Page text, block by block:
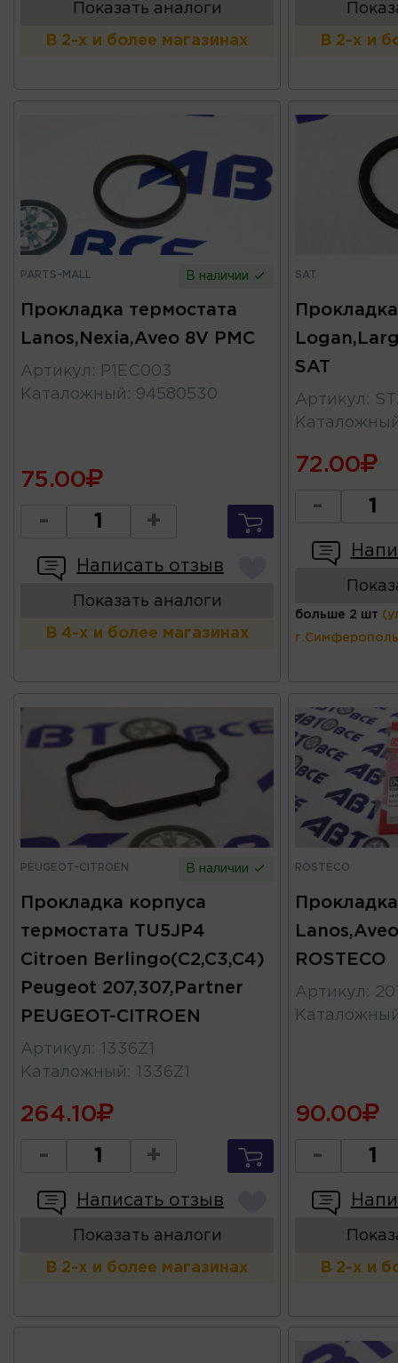
Показать аналоги
В 2-х и более магазинах В 2-х и
PARTS-MALL В наличии
Прокладка термостата
Lanos,Nexia,Aveo 8V PMC
Артикул :
P1EC003
Каталожный : 94580530
75.00
- +
Написать отзыв
Показать аналоги
В 4-х и более магазинах
SAT
SAT
Артикул :
72.00
-
больше 2 шт
PEUGEOT-CITROEN В наличии
Прокладка корпуса
термостата TU5JP4
Citroen Berlingo(C2,C3,C4)
Peugeot 207,307,Partner
PEUGEOT-CITROEN
Артикул :
1336Z1
Каталожный : 1336Z1
264.10
- +
Написать отзыв
Показать аналоги
В 2-х и более магазинах
ROSTECO
ROSTECO
Артикул :
90.00
-
В 2-х и